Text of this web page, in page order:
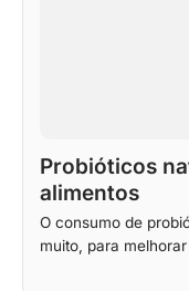
Probióticos
alimentos
O consumo de
muito, para